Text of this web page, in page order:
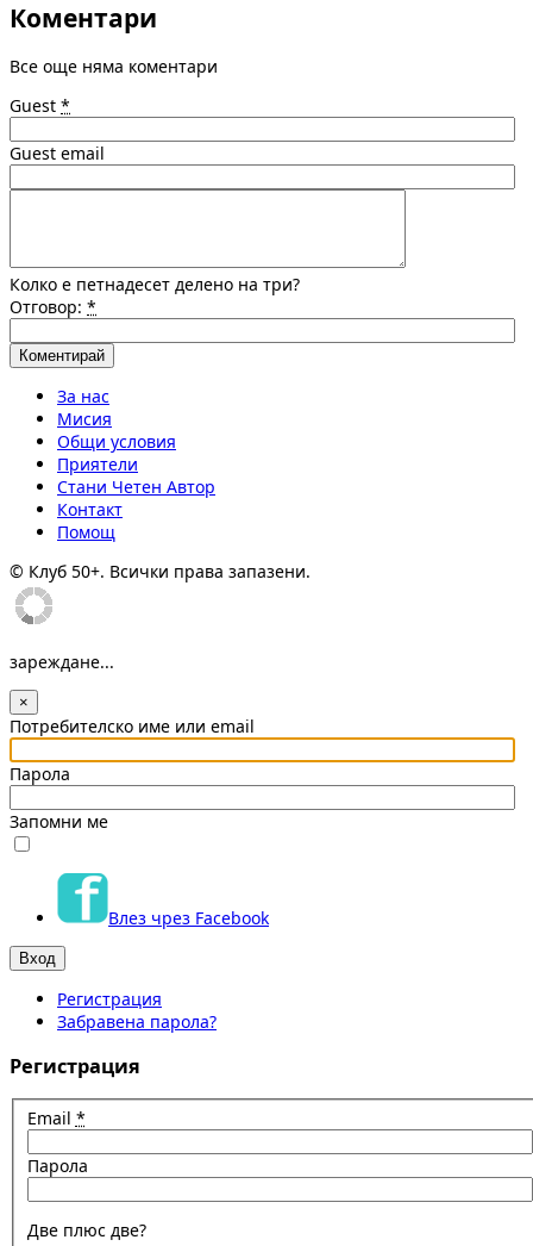
Коментари
Все още няма коментари
Guest *
Guest email
Колко е петнадесет делено на три?
Отговор: *
За нас
Мисия
Общи условия
Приятели
Стани Четен Автор
Контакт
Помощ
© Клуб 50+. Всички права запазени.
зареждане...
×
Потребителско име или email
Парола
Запомни ме
Влез чрез Facebook
Регистрация
Забравена парола?
Регистрация
Email *
Парола
Две плюс две?